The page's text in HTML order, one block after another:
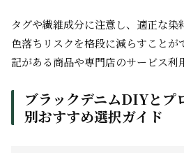
タグや繊維成分に注意し、適正な染
色落ちリスクを格段に減らすことが
記がある商品や専門店のサービス利
ブラックデニムDIYとプ
別おすすめ選択ガイド